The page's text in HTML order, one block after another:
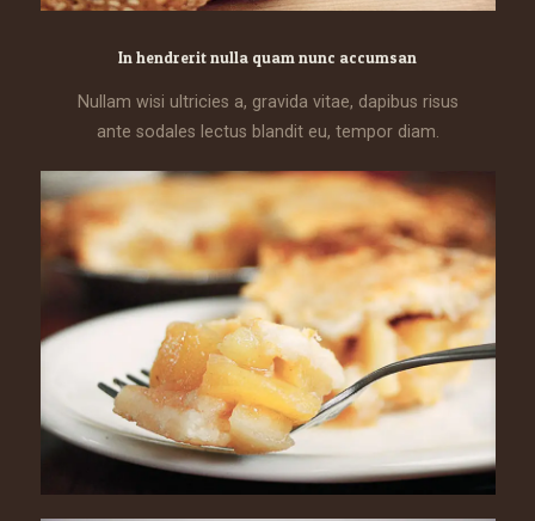
In hendrerit nulla quam nunc accumsan
Nullam wisi ultricies a, gravida vitae, dapibus risus
ante sodales lectus blandit eu, tempor diam.